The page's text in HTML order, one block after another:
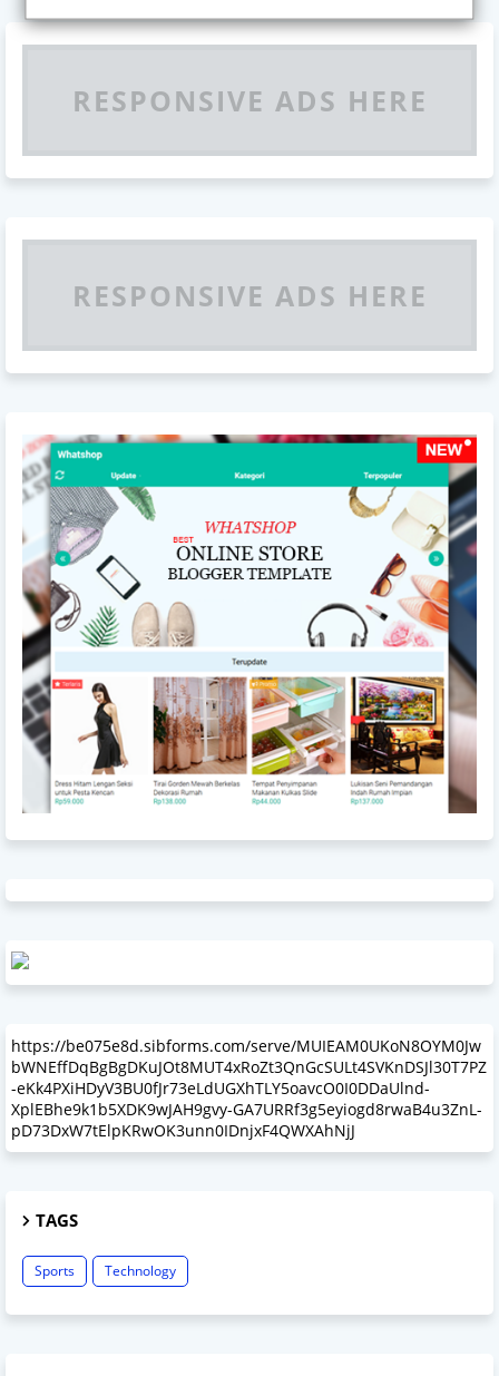
RESPONSIVE ADS HERE
RESPONSIVE ADS HERE
https://be075e8d.sibforms.com/serve/MUIEAM0UKoN8OYM0Jw
bWNEffDqBgBgDKuJOt8MUT4xRoZt3QnGcSULt4SVKnDSJl30T7PZ
-eKk4PXiHDyV3BU0fJr73eLdUGXhTLY5oavcO0I0DDaUlnd-
XplEBhe9k1b5XDK9wJAH9gvy-GA7URRf3g5eyiogd8rwaB4u3ZnL-
pD73DxW7tElpKRwOK3unn0IDnjxF4QWXAhNjJ
TAGS
Sports Technology